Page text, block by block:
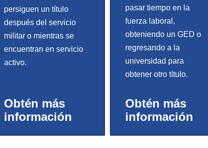
persiguen un título
después del servicio
militar o mientras se
encuentran en servicio
activo.
Obtén más
información
pasar tiempo en la
fuerza laboral,
obteniendo un GED o
regresando a la
universidad para
obtener otro título.
Obtén más
información